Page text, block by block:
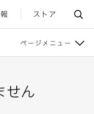
ストア
ページメニュー
せん